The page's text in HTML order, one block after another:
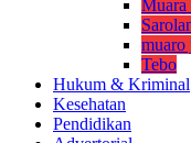
Muara
muaro
Tebo
Hukum & Kriminal
Kesehatan
Pendidikan